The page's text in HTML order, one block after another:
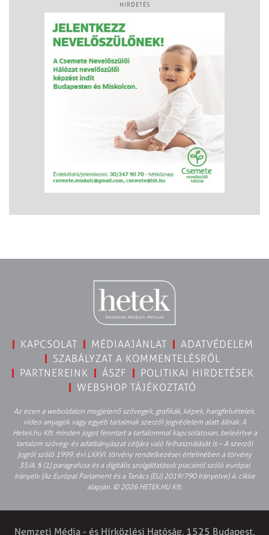
HIRDETÉS
KAPCSOLAT MÉDIAAJÁNLAT
ADATVÉDELEM
SZABÁLYZAT A KOMMENTELÉSRŐL
PARTNEREINK
ÁSZF
POLITIKAI HIRDETÉSEK
WEBSHOP TÁJÉKOZTATÓ
Az ezen a weboldalon megjelenő szövegek, grafikák, képek, hangfelvételek,
video anyagok vagy egyéb tartalmak szerzői jogvédelem alatt állnak. A
Hetek.hu Kft. minden jogot fenntart a tartalommal kapcsolatosan, beleértve a
tartalom szöveg- és adatbányászat céljára való felhasználását is – A szerzői
jogról szóló 1999. évi LXXVI. törvény rendelkezései értelmében a törvény
35/A. § (1) paragrafusa és a digitális szolgáltatások piacairól szóló európai
irányelv (Az Európai Parlament és a Tanács (EU) 2019/790 Irányelve) 4. cikke
alapján. © 2026 HETEK.HU Kft.
Nemzeti Média - és Hírközlési Hatóság, 1525 Budapest,